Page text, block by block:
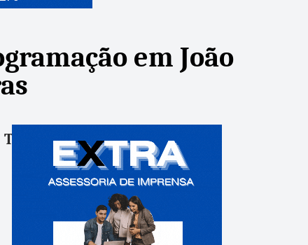
em João
Tags:Compartile: